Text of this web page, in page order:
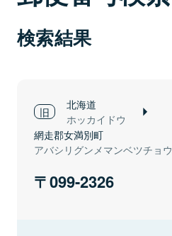
検索結果
北海道
ホッカイドウ
網走郡女満別町
アバシリグンメマンベツチョウ
099-2326